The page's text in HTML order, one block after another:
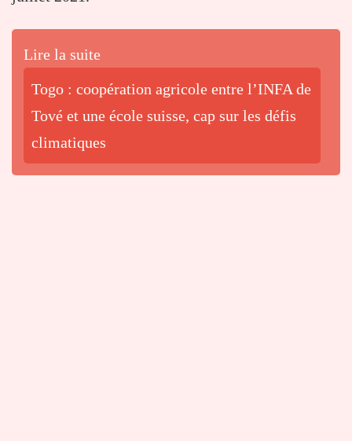
Lire la suite
Togo : coopération agricole entre l’INFA de
Tové et une école suisse, cap sur les défis
climatiques